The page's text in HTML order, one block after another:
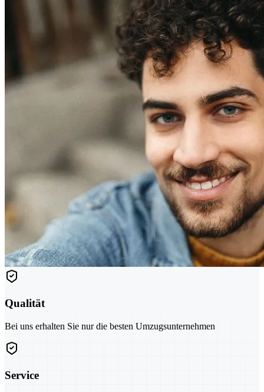
Qualität
Bei uns erhalten Sie nur die besten Umzugsunternehmen
Service